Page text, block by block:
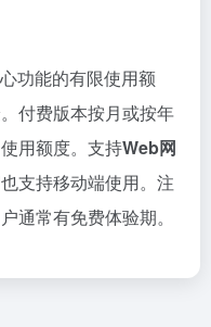
功能的有限使用额
付费版本按月或按年
用额度。支持Web网
支持移动端使用。注
通常有免费体验期。